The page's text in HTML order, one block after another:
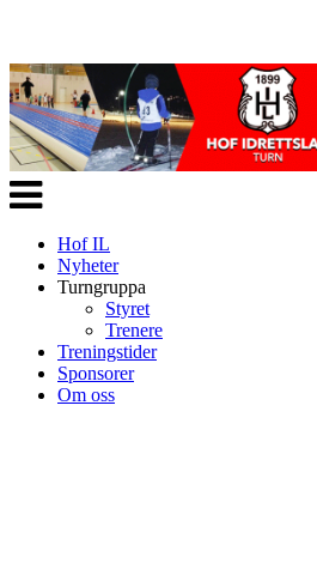
Veksle
navigasjon
Hof IL
Nyheter
Turngruppa
Styret
Trenere
Treningstider
Sponsorer
Om oss